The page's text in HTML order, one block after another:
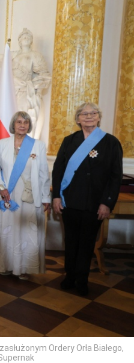
Ordery Orła Białego,